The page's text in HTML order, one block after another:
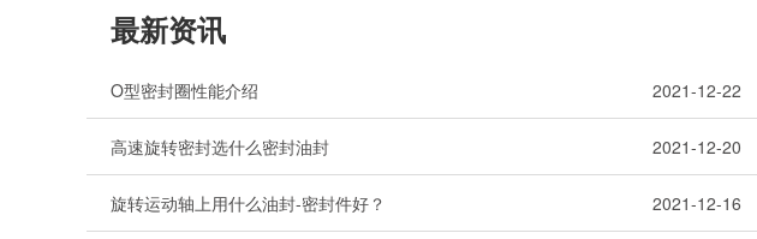
最新资讯
O型密封圈性能介绍 2021-12-22
高速旋转密封选什么密封油封 2021-12-20
旋转运动轴上用什么油封-密封件好？ 2021-12-16